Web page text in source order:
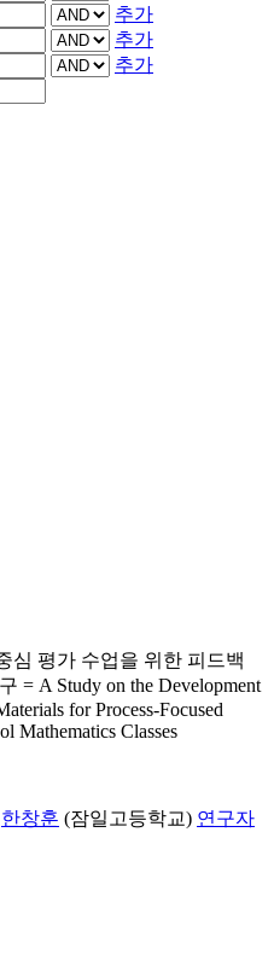
추가
추가
추가
심 평가 수업을 위한 피드백
= A Study on the Development
for Process-Focused
Mathematics Classes
한창훈 (잠일고등학교) 연구자